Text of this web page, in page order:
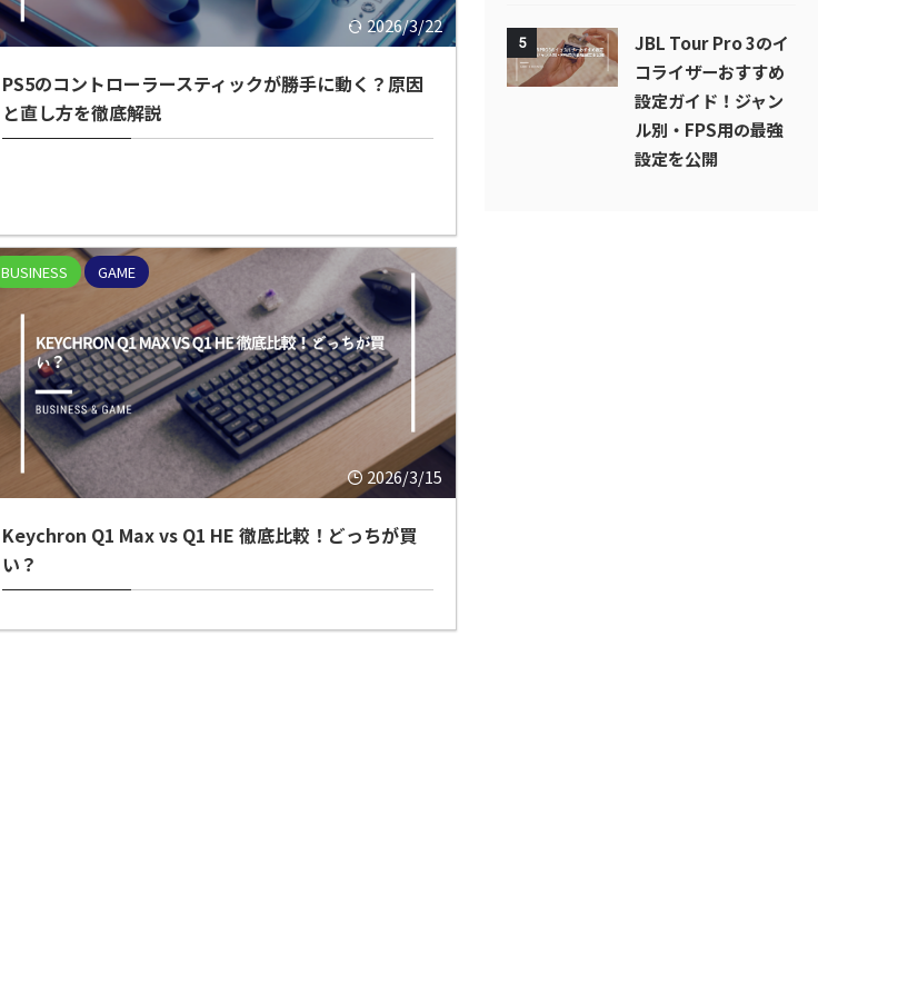
2026/3/22
PS5のコントローラースティックが勝手に動く？原因
と直し方を徹底解説
2026/3/15
BUSINESS GAME
Keychron Q1 Max vs Q1 HE 徹底比較！どっちが買
い？
5
JBL Tour Pro 3のイ
コライザーおすすめ
設定ガイド！ジャン
ル別・FPS用の最強
設定を公開